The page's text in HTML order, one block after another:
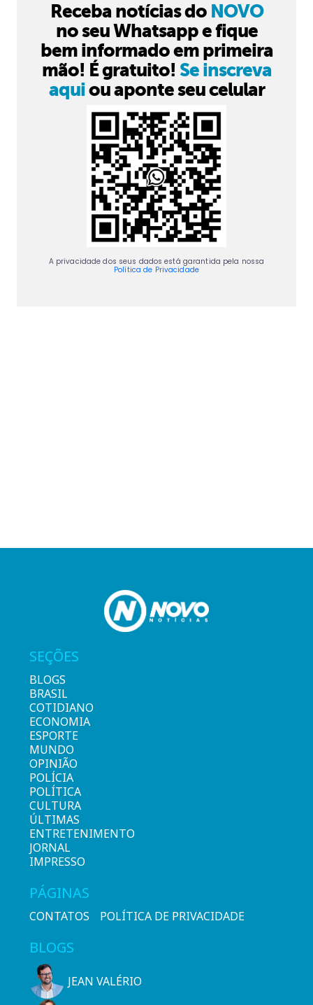
Receba notícias do NOVO
no seu Whatsapp e fique
bem informado em primeira
mão! É gratuito! Se inscreva
aquiou aponte seu celular
A privacidade dos seus dados está garantida pela nossa
Política de Privacidade
SEÇÕES
BLOGS
BRASIL
COTIDIANO
ECONOMIA
ESPORTE
MUNDO
OPINIÃO
POLÍCIA
POLÍTICA
CULTURA
ÚLTIMAS
ENTRETENIMENTO
JORNAL
IMPRESSO
PÁGINAS
CONTATOS POLÍTICA DE PRIVACIDADE
BLOGS
JEAN VALÉRIO